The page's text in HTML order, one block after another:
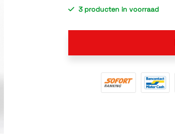
3 producten in voorraad